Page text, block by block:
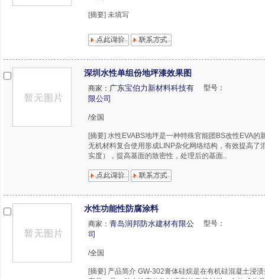
[摘要] 未填写
深圳水性单组份地坪漆效果图
商家： 广东宝伯力新材料科技有
限公司
型号：
/全国
[摘要] 水性EVABS地坪是一种特殊官能团BS改性EVA的
无机材料复合使用形成LINP杂化网络结构，有效提高了
实度），提高基面的致密性，处理后的基面..
水性功能性防腐涂料
商家： 青岛润邦防水建材有限公
司
型号：
/全国
[摘要] 产品简介 GW-302膏体硅烷是在有机硅混凝土浸